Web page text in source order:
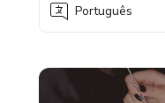
Português